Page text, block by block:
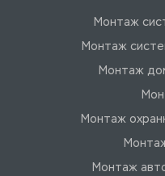
Монтаж
Монтаж
Монтаж
Монтаж
Монтаж